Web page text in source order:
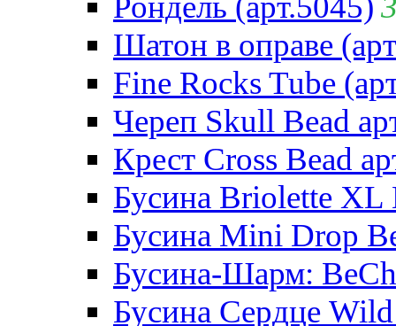
Шатон в оправе
Fine Rocks Tube
Череп Skull Bead
Крест Cross Bead
Бусина Briolette XL
Бусина Mini Drop
Бусина-Шарм:
Бусина Сердце